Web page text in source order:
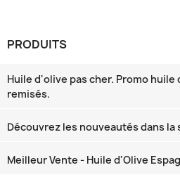
PRODUITS
Huile d'olive pas cher. Promo
remisés.
Découvrez les nouveautés dans
Meilleur Vente - Huile d'Olive